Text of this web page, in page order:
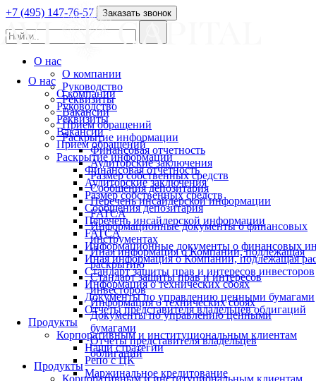
О нас
О компании
Руководство
Реквизиты
Вакансии
Прием обращений
Раскрытие информации
Финансовая отчетность
Аудиторские заключения
Размер собственных средств
Сообщения депозитария
Перечень инсайдерской информации
FATCA
Информационные документы о финансовых
Иная информация о Компании, подлежащая
Стандарт защиты прав и интересов инвесторов
Информация о технических сбоях
Документы по управлению ценными бумагами
Отчеты представителя владельцев облигаций
Продукты
Корпоративным и институциональным клиентам
Наши стратегии
Репо с ЦК
Маржинальное кредитование
+7 (495) 147-76-57 Заказать звонок
О нас
О компании
Руководство
Реквизиты
Вакансии
Прием обращений
Раскрытие информации
Финансовая отчетность
Аудиторские заключения
Размер собственных средств
Сообщения депозитария
Перечень инсайдерской информации
FATCA
Информационные документы о финансовых
инструментах
Иная информация о Компании, подлежащая
раскрытию
Стандарт защиты прав и интересов
инвесторов
Информация о технических сбоях
Документы по управлению ценными
бумагами
Отчеты представителя владельцев
облигаций
Продукты
Корпоративным и институциональным клиентам